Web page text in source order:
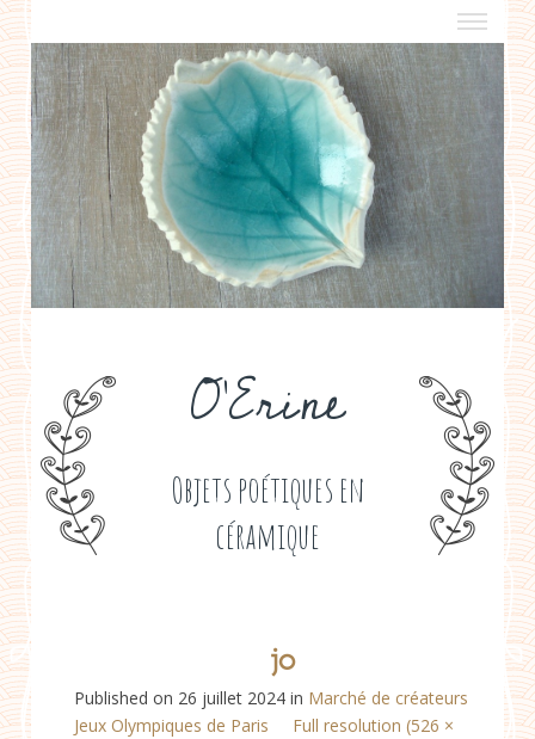
O'Erine
Objets poétiques en
céramique
a propos
boutiques de créateurs
contact
politique de confidentialité
jo
Published on 26 juillet 2024 in Marché de créateurs
Jeux Olympiques de Paris
Full resolution (526 ×